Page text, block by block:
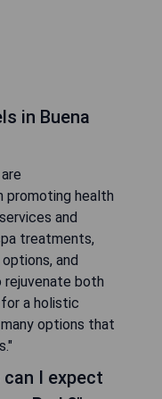
in Buena
promoting health
and
treatments,
and
rejuvenate both
a holistic
options that
I expect